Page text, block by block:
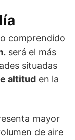
comprendido
será el más
situadas
altitud en la
mayor
de aire